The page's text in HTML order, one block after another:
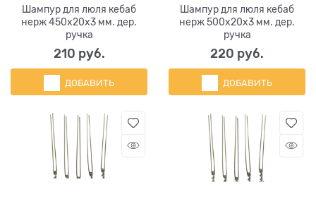
Шампур для люля кебаб
нерж 450х20х3 мм. дер.
ручка
210 руб.
ДОБАВИТЬ
Шампур для люля кебаб
нерж 500х20х3 мм. дер.
ручка
220 руб.
ДОБАВИТЬ